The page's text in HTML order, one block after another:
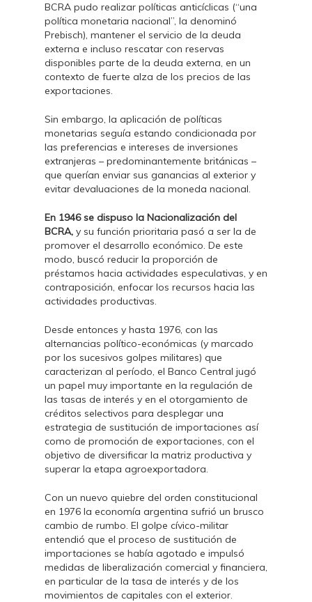
BCRA pudo realizar políticas anticíclicas (“una
política monetaria nacional”, la denominó
Prebisch), mantener el servicio de la deuda
externa e incluso rescatar con reservas
disponibles parte de la deuda externa, en un
contexto de fuerte alza de los precios de las
exportaciones.
Sin embargo, la aplicación de políticas
monetarias seguía estando condicionada por
las preferencias e intereses de inversiones
extranjeras – predominantemente británicas –
que querían enviar sus ganancias al exterior y
evitar devaluaciones de la moneda nacional.
En 1946 se dispuso la Nacionalización del
BCRA, y su función prioritaria pasó a ser la de
promover el desarrollo económico. De este
modo, buscó reducir la proporción de
préstamos hacia actividades especulativas, y en
contraposición, enfocar los recursos hacia las
actividades productivas.
Desde entonces y hasta 1976, con las
alternancias político-económicas (y marcado
por los sucesivos golpes militares) que
caracterizan al período, el Banco Central jugó
un papel muy importante en la regulación de
las tasas de interés y en el otorgamiento de
créditos selectivos para desplegar una
estrategia de sustitución de importaciones así
como de promoción de exportaciones, con el
objetivo de diversificar la matriz productiva y
superar la etapa agroexportadora.
Con un nuevo quiebre del orden constitucional
en 1976 la economía argentina sufrió un brusco
cambio de rumbo. El golpe cívico-militar
entendió que el proceso de sustitución de
importaciones se había agotado e impulsó
medidas de liberalización comercial y financiera,
en particular de la tasa de interés y de los
movimientos de capitales con el exterior.